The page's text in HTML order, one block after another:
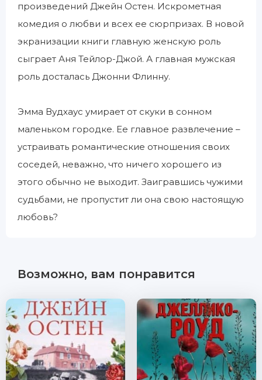
произведений Джейн Остен. Искрометная
комедия о любви и всех ее сюрпризах. В новой
экранизации книги главную женскую роль
сыграет Аня Тейлор-Джой. А главная мужская
роль досталась Джонни Флинну.
Эмма Вудхаус умирает от скуки в сонном
маленьком городке. Ее главное развлечение –
устраивать романтические отношения своих
соседей, неважно, что ничего хорошего из
этого обычно не выходит. Заигравшись чужими
судьбами, не пропустит ли она свою настоящую
любовь?
Возможно, вам понравится